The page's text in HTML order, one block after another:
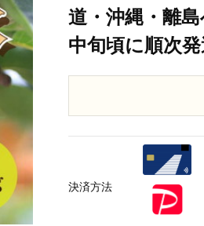
道・沖縄・離
中旬頃に順次
決済方法